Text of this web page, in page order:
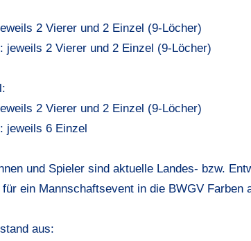
2 Vierer und 2 Einzel (9-Löcher)
jeweils 2 Vierer und 2 Einzel (9-Löcher)
2 Vierer und 2 Einzel (9-Löcher)
jeweils 6 Einzel
und Spieler sind aktuelle Landes- bzw.
ein Mannschaftsevent in die BWGV Farben
aus: